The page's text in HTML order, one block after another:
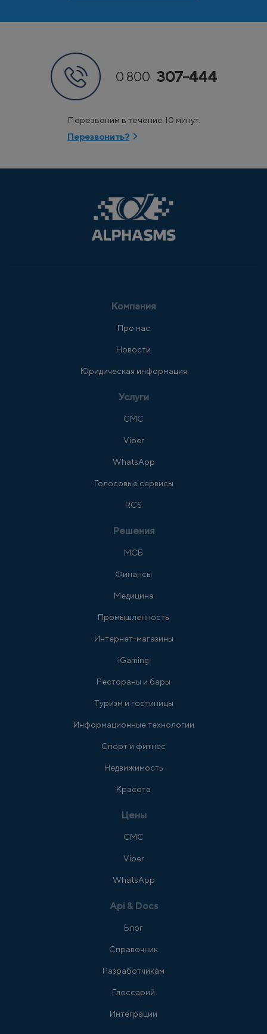
0 800 307-444
Перезвоним в течение 10 минут.
Перезвонить?
Компания
Про нас
Новости
Юридическая информация
Услуги
СМС
Viber
WhatsApp
Голосовые сервисы
RCS
Решения
МСБ
Финансы
Медицина
Промышленность
Интернет-магазины
iGaming
Рестораны и бары
Туризм и гостиницы
Информационные технологии
Спорт и фитнес
Недвижимость
Красота
Цены
СМС
Viber
WhatsApp
Api & Docs
Блог
Справочник
Разработчикам
Глоссарий
Интеграции